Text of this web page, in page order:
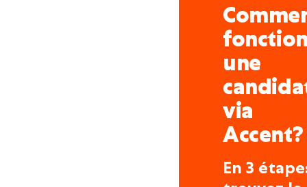
une
via
Accent?
En 3